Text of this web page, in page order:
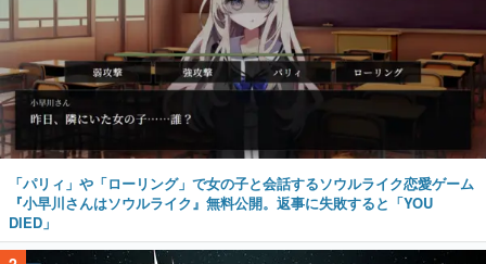
「パリィ」や「ローリング」で女の子と会話するソウルライク恋愛ゲーム
『小早川さんはソウルライク』無料公開。返事に失敗すると「YOU
DIED」